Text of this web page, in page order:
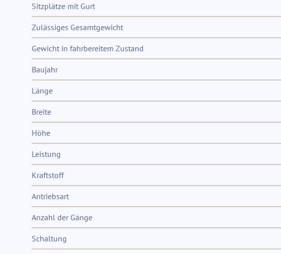
Sitzplätze mit Gurt
Zulässiges Gesamtgewicht
Gewicht in fahrbereitem Zustand
Baujahr
Länge
Breite
Höhe
Leistung
Kraftstoff
Antriebsart
Anzahl der Gänge
Schaltung